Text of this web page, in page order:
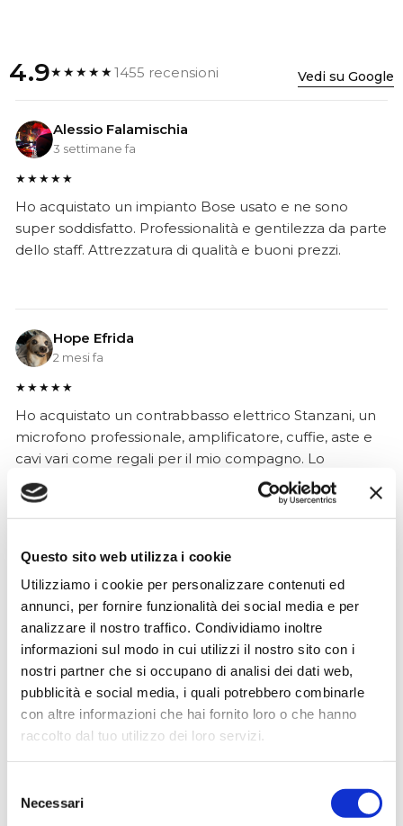
Questo sito web utilizza i cookie
Utilizziamo i cookie per personalizzare contenuti ed
annunci, per fornire funzionalità dei social media e per
analizzare il nostro traffico. Condividiamo inoltre
informazioni sul modo in cui utilizzi il nostro sito con i
nostri partner che si occupano di analisi dei dati web,
pubblicità e social media, i quali potrebbero combinarle
con altre informazioni che hai fornito loro o che hanno
raccolto dal tuo utilizzo dei loro servizi.
delNecessari
4.9★★★★★1455 recensioni Vedi su Google
Alessio Falamischia
3 settimane fa
★★★★★
Ho acquistato un impianto Bose usato e ne sono
super soddisfatto. Professionalità e gentilezza da parte
dello staff. Attrezzatura di qualità e buoni prezzi.
Hope Efrida
2 mesi fa
★★★★★
Ho acquistato un contrabbasso elettrico Stanzani, un
microfono professionale, amplificatore, cuffie, aste e
cavi vari come regali per il mio compagno. Lo
strumento è a dir poco meraviglioso e il resto dei
prodotti è di alto livello. I venditori son..
Simone Gasparoni
un mese fa
Ottima esperienza d’acquisto. Comunicazione
puntuale e cordiale, spedizione rapida e prodotti
effettivamente disponibili come indicato sul sito, senza
sorprese o ritardi. Servizio affidabile e professionale.